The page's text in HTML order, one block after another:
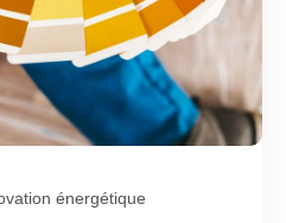
énergétique